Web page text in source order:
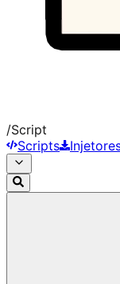
/Script
Scripts